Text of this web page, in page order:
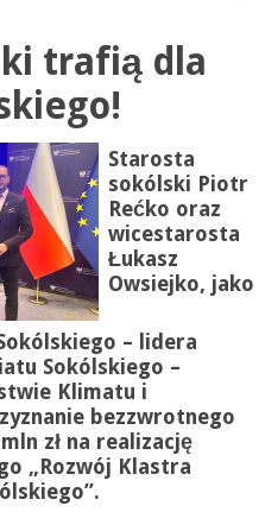
trafią dla
Starosta
sokólski Piotr
Rećko oraz
wicestarosta
Łukasz
Owsiejko, jako
– lidera
Sokólskiego –
Klimatu i
bezzwrotnego
zł na realizację
„Rozwój Klastra